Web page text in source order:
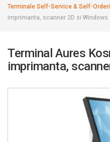
Terminale Self-Service & Self-
imprimanta, scanner 2D si Windows
Terminal Aures
imprimanta,